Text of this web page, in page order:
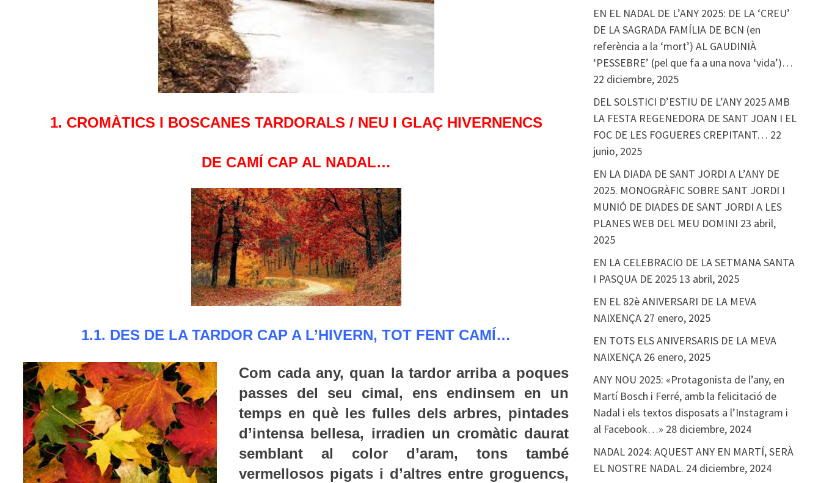
1. CROMÀTICS I BOSCANES TARDORALS / NEU I GLAÇ HIVERNENCS
DE CAMÍ CAP AL NADAL…
1.1. DES DE LA TARDOR CAP A L’HIVERN, TOT FENT CAMÍ…
Com cada any, quan la tardor arriba a poques
passes del seu cimal, ens endinsem en un
temps en què les fulles dels arbres, pintades
d’intensa bellesa, irradien un cromàtic daurat
semblant al color d’aram, tons també
vermellosos pigats i d’altres entre groguencs,
EN EL NADAL DE L’ANY 2025: DE LA ‘CREU’
DE LA SAGRADA FAMÍLIA DE BCN (en
referència a la ‘mort’) AL GAUDINIÀ
‘PESSEBRE’ (pel que fa a una nova ‘vida’)…
22 diciembre, 2025
DEL SOLSTICI D’ESTIU DE L’ANY 2025 AMB
LA FESTA REGENEDORA DE SANT JOAN I EL
FOC DE LES FOGUERES CREPITANT… 22
junio, 2025
EN LA DIADA DE SANT JORDI A L’ANY DE
2025. MONOGRÀFIC SOBRE SANT JORDI I
MUNIÓ DE DIADES DE SANT JORDI A LES
PLANES WEB DEL MEU DOMINI 23 abril,
2025
EN LA CELEBRACIO DE LA SETMANA SANTA
I PASQUA DE 2025 13 abril, 2025
EN EL 82è ANIVERSARI DE LA MEVA
NAIXENÇA 27 enero, 2025
EN TOTS ELS ANIVERSARIS DE LA MEVA
NAIXENÇA 26 enero, 2025
ANY NOU 2025: «Protagonista de l’any, en
Martí Bosch i Ferré, amb la felicitació de
Nadal i els textos disposats a l’Instagram i
al Facebook…» 28 diciembre, 2024
NADAL 2024: AQUEST ANY EN MARTÍ, SERÀ
EL NOSTRE NADAL. 24 diciembre, 2024